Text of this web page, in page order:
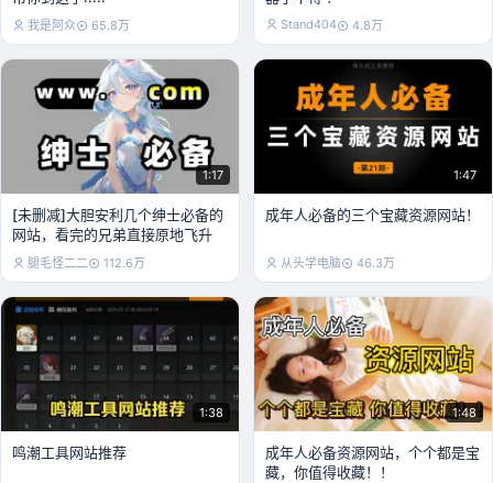
我是阿众 65.8万 Stand404 4.8万
1:17
[未删减]大胆安利几个绅士必备的
网站，看完的兄弟直接原地飞升
腿毛怪二二 112.6万
1:47
成年人必备的三个宝藏资源网站！
从头学电脑 46.3万
1:38
鸣潮工具网站推荐
1:48
成年人必备资源网站，个个都是宝
藏，你值得收藏！！